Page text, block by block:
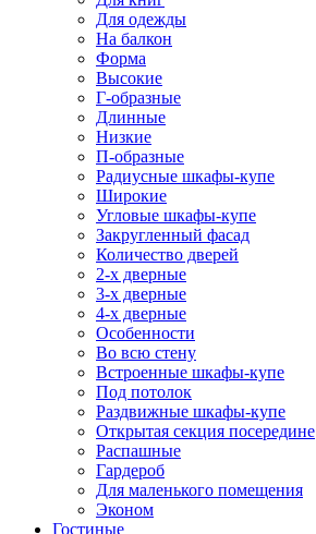
Для одежды
На балкон
Форма
Высокие
Г-образные
Длинные
Низкие
П-образные
Радиусные шкафы-купе
Широкие
Угловые шкафы-купе
Закругленный фасад
Количество дверей
2-х дверные
3-х дверные
4-х дверные
Особенности
Во всю стену
Встроенные шкафы-купе
Под потолок
Раздвижные шкафы-купе
Открытая секция посередине
Распашные
Гардероб
Для маленького помещения
Эконом
Гостиные